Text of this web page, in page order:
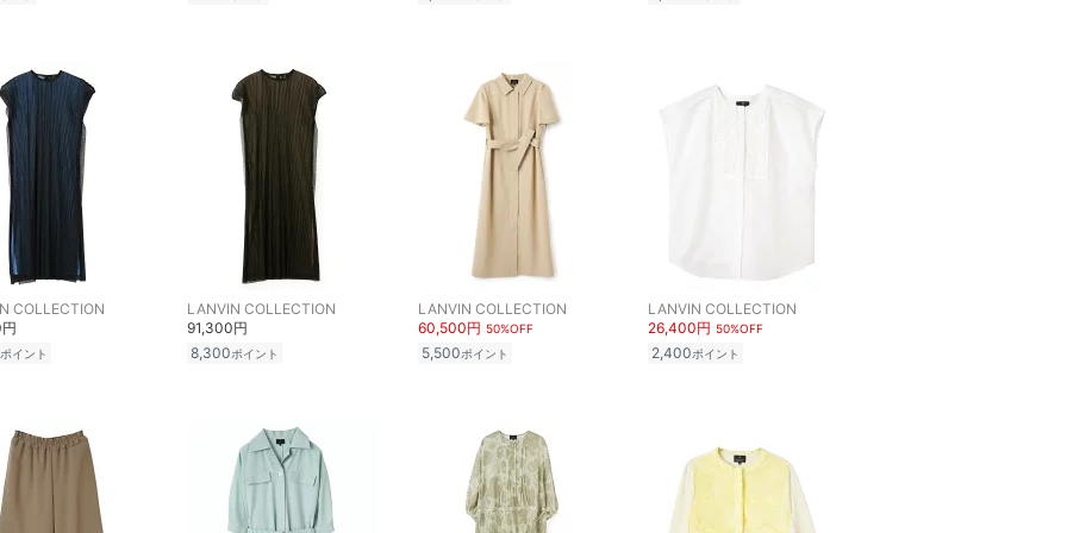
COLLECTION
ポイント
LANVIN COLLECTION
91,300円
8,300ポイント
LANVIN COLLECTION
60,500円 50%OFF
5,500ポイント
LANVIN COLLECTION
26,400円 50%OFF
2,400ポイント